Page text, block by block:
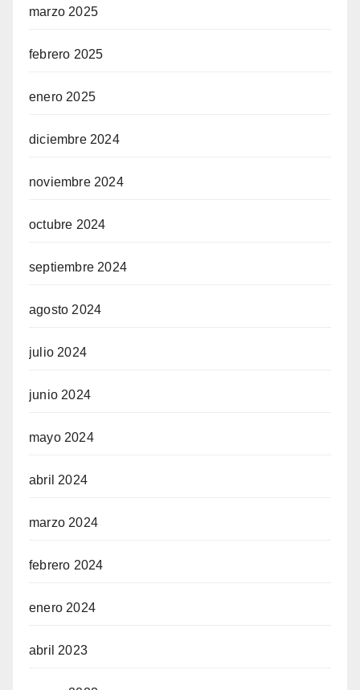
marzo 2025
febrero 2025
enero 2025
diciembre 2024
noviembre 2024
octubre 2024
septiembre 2024
agosto 2024
julio 2024
junio 2024
mayo 2024
abril 2024
marzo 2024
febrero 2024
enero 2024
abril 2023